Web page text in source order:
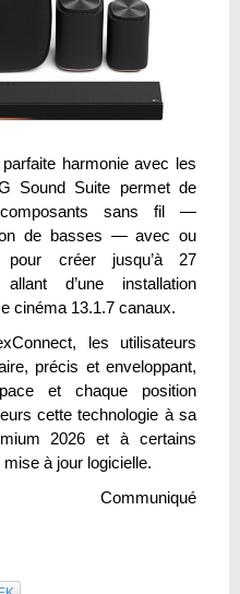
harmonie avec les
Sound Suite permet de
sans fil —
de basses — avec ou
créer jusqu’à 27
d’une installation
cinéma 13.1.7 canaux.
les utilisateurs
précis et enveloppant,
et chaque position
cette technologie à sa
2026 et à certains
à jour logicielle.
Communiqué